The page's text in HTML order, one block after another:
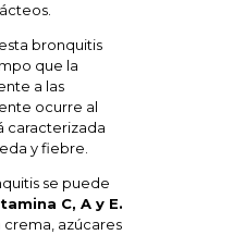
bronquitis
que la
a las
ocurre al
caracterizada
y fiebre.
se puede
C, A y E.
azúcares